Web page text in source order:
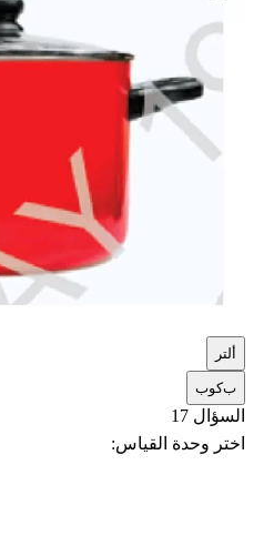
لتر
بكوب
السؤال 17
اختر وحدة القياس: